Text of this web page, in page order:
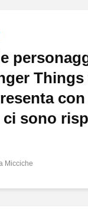
Things
sono
Micciche